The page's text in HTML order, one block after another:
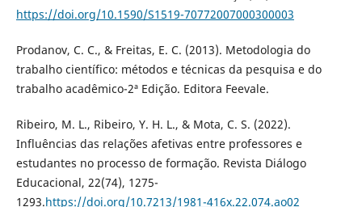
https://doi.org/10.1590/S1519-70772007000300003
Prodanov, C. C., & Freitas, E. C. (2013). Metodologia do
trabalho científico: métodos e técnicas da pesquisa e do
trabalho acadêmico-2ª Edição. Editora Feevale.
Ribeiro, M. L., Ribeiro, Y. H. L., & Mota, C. S. (2022).
Influências das relações afetivas entre professores e
estudantes no processo de formação. Revista Diálogo
Educacional, 22(74), 1275-
1293.https://doi.org/10.7213/1981-416x.22.074.ao02